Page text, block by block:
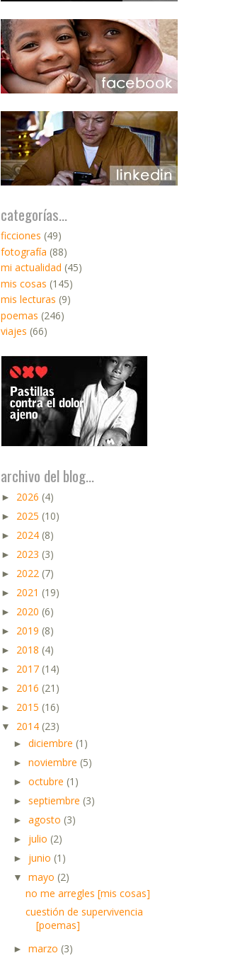
categorías...
ficciones (49)
fotografía (88)
mi actualidad (45)
mis cosas (145)
mis lecturas (9)
poemas (246)
viajes (66)
archivo del blog...
► 2026 (4)
► 2025 (10)
► 2024 (8)
► 2023 (3)
► 2022 (7)
► 2021 (19)
► 2020 (6)
► 2019 (8)
► 2018 (4)
► 2017 (14)
► 2016 (21)
► 2015 (16)
▼ 2014 (23)
► diciembre (1)
► noviembre (5)
► octubre (1)
► septiembre (3)
► agosto (3)
► julio (2)
► junio (1)
▼ mayo (2)
no me arregles [mis cosas]
cuestión de supervivencia
[poemas]
► marzo (3)